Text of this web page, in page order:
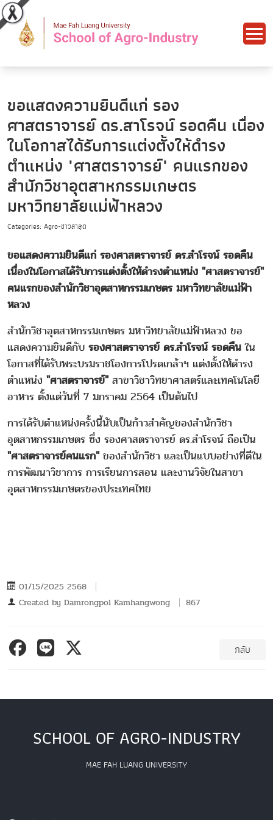
ขอแสดงความยินดีแก่ รอง
ศาสตราจารย์ ดร.สาโรจน์ รอดคืน เนื่อง
ในโอกาสได้รับการแต่งตั้งให้ดำรง
ตำแหน่ง "ศาสตราจารย์" คนแรกของ
สำนักวิชาอุตสาหกรรมเกษตร
มหาวิทยาลัยแม่ฟ้าหลวง
Categories: Agro-ข่าวล่าสุด
ขอแสดงความยินดีแก่ รองศาสตราจารย์ ดร.สำโรจน์ รอดคืน
เนื่องในโอกาสได้รับการแต่งตั้งให้ดำรงตำแหน่ง "ศาสตราจารย์"
คนแรกของสำนักวิชาอุตสาหกรรมเกษตร มหาวิทยาลัยแม่ฟ้า
หลวง
สำนักวิชาอุตสาหกรรมเกษตร มหาวิทยาลัยแม่ฟ้าหลวง ขอ
แสดงความยินดีกับ รองศาสตราจารย์ ดร.สำโรจน์ รอดคืนใน
โอกาสที่ได้รับพระบรมราชโองการโปรดเกล้าฯ แต่งตั้งให้ดำรง
ตำแหน่ง "ศาสตราจารย์"สาขาวิชาวิทยาศาสตร์และเทคโนโลยี
อาหาร ตั้งแต่วันที่ 7 มกราคม 2564 เป็นต้นไป
การได้รับตำแหน่งครั้งนี้นับเป็นก้าวสำคัญของสำนักวิชา
อุตสาหกรรมเกษตร ซึ่ง รองศาสตราจารย์ ดร.สำโรจน์ ถือเป็น
"ศาสตราจารย์คนแรก"ของสำนักวิชา และเป็นแบบอย่างที่ดีใน
การพัฒนาวิชาการ การเรียนการสอน และงานวิจัยในสาขา
อุตสาหกรรมเกษตรของประเทศไทย
01/15/2025 2568
Created by Damrongpol Kamhangwong 867
กลับ
SCHOOL OF AGRO-INDUSTRY
MAE FAH LUANG UNIVERSITY